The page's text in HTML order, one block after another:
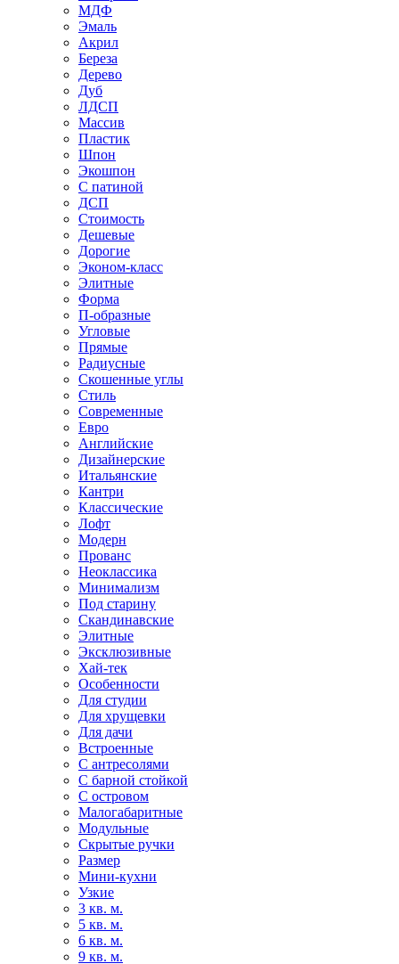
МДФ
Эмаль
Акрил
Береза
Дерево
Дуб
ЛДСП
Массив
Пластик
Шпон
Экошпон
С патиной
ДСП
Стоимость
Дешевые
Дорогие
Эконом-класс
Элитные
Форма
П-образные
Угловые
Прямые
Радиусные
Скошенные углы
Стиль
Современные
Евро
Английские
Дизайнерские
Итальянские
Кантри
Классические
Лофт
Модерн
Прованс
Неоклассика
Минимализм
Под старину
Скандинавские
Элитные
Эксклюзивные
Хай-тек
Особенности
Для студии
Для хрущевки
Для дачи
Встроенные
С антресолями
С барной стойкой
С островом
Малогабаритные
Модульные
Скрытые ручки
Размер
Мини-кухни
Узкие
3 кв. м.
5 кв. м.
6 кв. м.
9 кв. м.